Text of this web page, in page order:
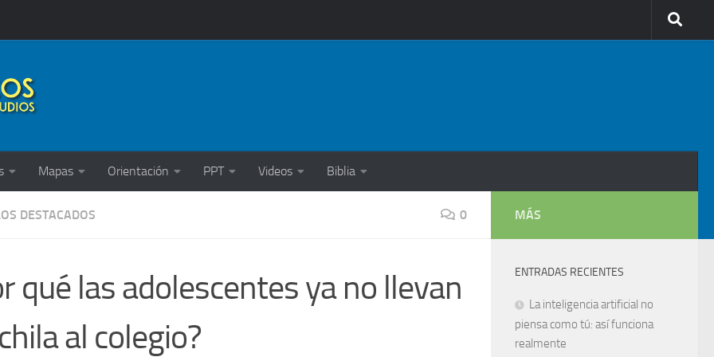
Mapas Orientación PPT Videos Biblia
DESTACADOS 0
qué las adolescentes ya no llevan
al colegio?
MÁS
ENTRADAS RECIENTES
La inteligencia artificial no
piensa como tú: así funciona
realmente